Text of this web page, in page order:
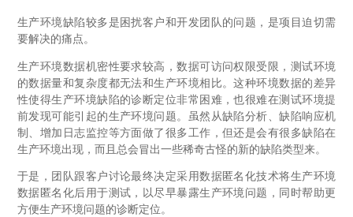
生产环境缺陷较多是困扰客户和开发团队的问题，是项目迫切需
要解决的痛点。
生产环境数据机密性要求较高，数据可访问权限受限，测试环境
的数据量和复杂度都无法和生产环境相比。这种环境数据的差异
性使得生产环境缺陷的诊断定位非常困难，也很难在测试环境提
前发现可能引起的生产环境问题。虽然从缺陷分析、缺陷响应机
制、增加日志监控等方面做了很多工作，但还是会有很多缺陷在
生产环境出现，而且总会冒出一些稀奇古怪的新的缺陷类型来。
于是，团队跟客户讨论最终决定采用数据匿名化技术将生产环境
数据匿名化后用于测试，以尽早暴露生产环境问题，同时帮助更
方便生产环境问题的诊断定位。